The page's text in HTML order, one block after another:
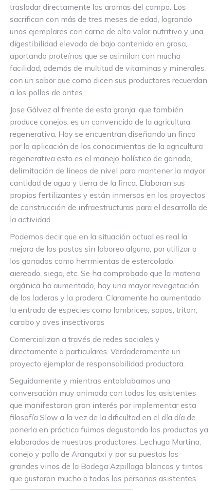
trasladar directamente los aromas del campo. Los
sacrifican con más de tres meses de edad, logrando
unos ejemplares con carne de alto valor nutritivo y una
digestibilidad elevada de bajo contenido en grasa,
aportando proteínas que se asimilan con mucha
facilidad, además de multitud de vitaminas y minerales,
con un sabor que como dicen sus productores recuerdan
a los pollos de antes.
Jose Gálvez al frente de esta granja, que también
produce conejos, es un convencido de la agricultura
regenerativa. Hoy se encuentran diseñando un finca
por la aplicación de los conocimientos de la agricultura
regenerativa esto es el manejo holístico de ganado,
delimitación de líneas de nivel para mantener la mayor
cantidad de agua y tierra de la finca. Elaboran sus
propios fertilizantes y están inmersos en los proyectos
de construcción de infraestructuras para el desarrollo de
la actividad.
Podemos decir que en la situación actual es real la
mejora de los pastos sin laboreo alguno, por utilizar a
los ganados como herrmientas de estercolado,
aiereado, siega, etc. Se ha comprobado que la materia
orgánica ha aumentado, hay una mayor revegetación
de las laderas y la pradera. Claramente ha aumentado
la entrada de especies como lombrices, sapos, triton,
carabo y aves insectivoras
Comercializan a través de redes sociales y
directamente a particulares. Verdaderamente un
proyecto ejemplar de responsabilidad productora.
Seguidamente y mientras entablabamos una
conversación muy animada con todos los asistentes
que manifestaron gran interés por implementar esta
filosofía Slow a la vez de la dificultad en el día día de
ponerla en práctica fuimos degustando los productos ya
elaborados de nuestros productores: Lechuga Martina,
conejo y pollo de Arangutxi y por su puestos los
grandes vinos de la Bodega Azpillaga blancos y tintos
que gustaron mucho a todas las personas asistentes.